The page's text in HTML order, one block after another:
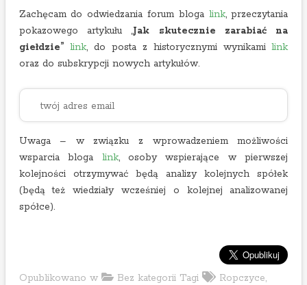
Zachęcam do odwiedzania forum bloga link, przeczytania
pokazowego artykułu „Jak skutecznie zarabiać na
giełdzie” link, do posta z historycznymi wynikamilink
oraz do subskrypcji nowych artykułów.
Uwaga – w związku z wprowadzeniem możliwości
wsparcia bloga link, osoby wspierające w pierwszej
kolejności otrzymywać będą analizy kolejnych spółek
(będą też wiedziały wcześniej o kolejnej analizowanej
spółce).
Opublikowano w Bez kategorii Tagi Ropczyce,